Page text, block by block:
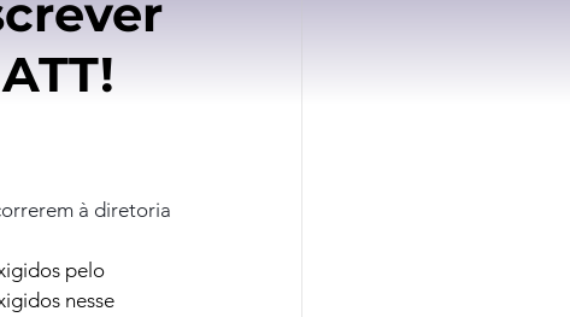
à diretoria
pelo
nesse